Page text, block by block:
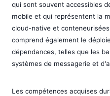
qui sont souvent accessibles
mobile et qui représentent la
cloud-native et
comprend également le
dépendances, telles que les
systèmes de messagerie et
Les compétences acquises